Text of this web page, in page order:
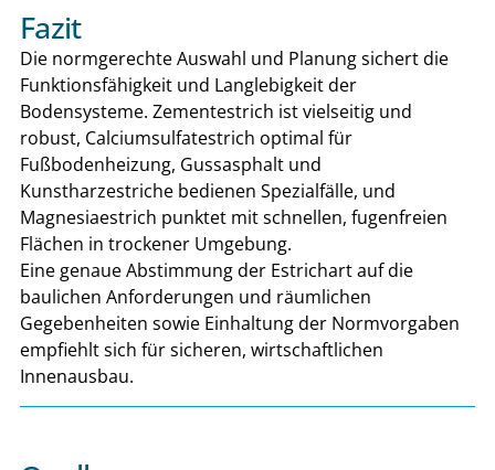
Fazit
Die normgerechte Auswahl und Planung sichert die
Funktionsfähigkeit und Langlebigkeit der
Bodensysteme. Zementestrich ist vielseitig und
robust, Calciumsulfatestrich optimal für
Fußbodenheizung, Gussasphalt und
Kunstharzestriche bedienen Spezialfälle, und
Magnesiaestrich punktet mit schnellen, fugenfreien
Flächen in trockener Umgebung.
Eine genaue Abstimmung der Estrichart auf die
baulichen Anforderungen und räumlichen
Gegebenheiten sowie Einhaltung der Normvorgaben
empfiehlt sich für sicheren, wirtschaftlichen
Innenausbau.